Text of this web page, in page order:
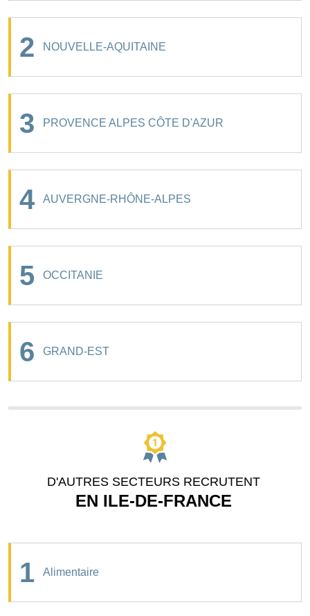
2 NOUVELLE-AQUITAINE
3 PROVENCE ALPES CÔTE D'AZUR
4 AUVERGNE-RHÔNE-ALPES
5 OCCITANIE
6 GRAND-EST
D'AUTRES SECTEURS RECRUTENT
EN ILE-DE-FRANCE
1 Alimentaire